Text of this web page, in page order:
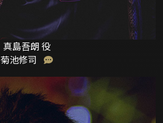
真島吾朗 役
菊池修司